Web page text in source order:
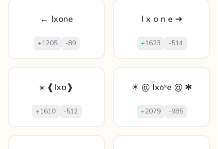
← Ixone
+1205 -89
I x o n e ➜
+1623 -514
⁕ ❰Ixo❱
+1610 -512
☀ @ Ḯxȯᶰë @ ✱
+2079 -985